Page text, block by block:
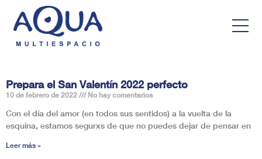
Prepara el San Valentín 2022 perfecto
10 de febrero de 2022 No hay comentarios
Con el día del amor (en todos sus sentidos) a la vuelta de la
esquina, estamos segurxs de que no puedes dejar de pensar en
Leer más »